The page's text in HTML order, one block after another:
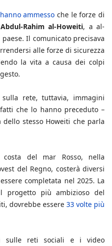
hanno ammesso che le forze di
Abdul-Rahim al-Howeiti, a al-
Il comunicato precisava
alle forze di sicurezza
la vita a causa dei colpi
rete, tuttavia, immagini
che lo hanno preceduto –
stesso Howeiti che parla
del mar Rosso, nella
del Regno, costerà diversi
completata nel 2025. La
progetto più ambizioso del
dovrebbe essere 33 volte più
sulle reti sociali e i video